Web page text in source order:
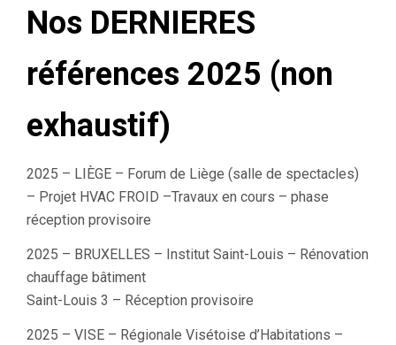
Nos DERNIERES
références 2025 (non
exhaustif)
2025 – LIÈGE – Forum de Liège (salle de spectacles)
– Projet HVAC FROID –Travaux en cours – phase
réception provisoire
2025 – BRUXELLES – Institut Saint-Louis – Rénovation
chauffage bâtiment
Saint-Louis 3 – Réception provisoire
2025 – VISE – Régionale Visétoise d’Habitations –